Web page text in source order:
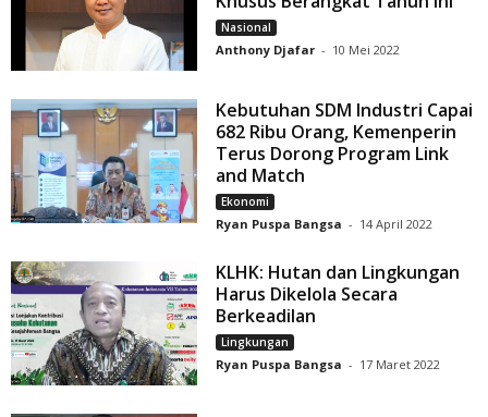
Nasional
Anthony Djafar - 10 Mei 2022
Kebutuhan SDM Industri Capai
682 Ribu Orang, Kemenperin
Terus Dorong Program Link
and Match
Ekonomi
Ryan Puspa Bangsa - 14 April 2022
KLHK: Hutan dan Lingkungan
Harus Dikelola Secara
Berkeadilan
Lingkungan
Ryan Puspa Bangsa - 17 Maret 2022